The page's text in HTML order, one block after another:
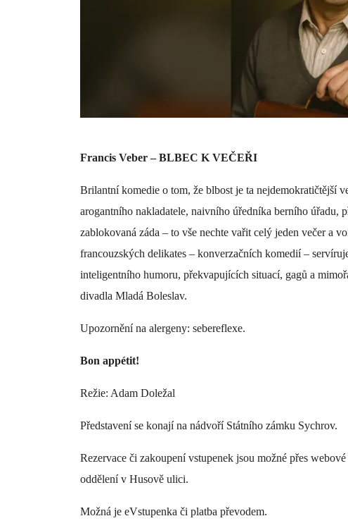
Francis Veber – BLBEC K VEČEŘI
Brilantní komedie o tom, že blbost je ta nejdemokratičtější
arogantního nakladatele, naivního úředníka berního úřadu,
zablokovaná záda – to vše nechte vařit celý jeden večer a
francouzských delikates – konverzačních komedií –
inteligentního humoru, překvapujících situací, gagů a
divadla Mladá Boleslav.
Upozornění na alergeny: sebereflexe.
Bon appétit!
Režie: Adam Doležal
Představení se konají na nádvoří Státního zámku Sychrov.
Rezervace či zakoupení vstupenek jsou možné přes
oddělení v Husově ulici.
Možná je eVstupenka či platba převodem.